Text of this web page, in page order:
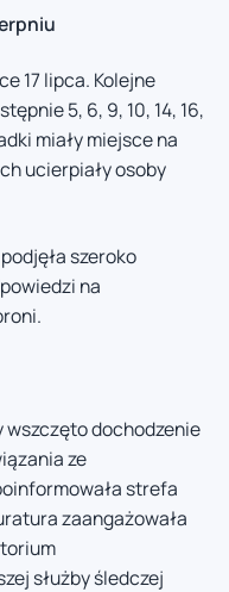
17 lipca. Kolejne
5, 6, 9, 10, 14, 16,
miały miejsce na
ucierpiały osoby
szeroko
na
wszczęto dochodzenie
ze
strefa
zaangażowała
służby śledczej